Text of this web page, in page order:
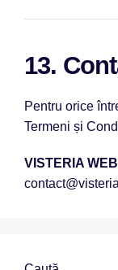
13.
Pentru orice
Termeni și
VISTERIA